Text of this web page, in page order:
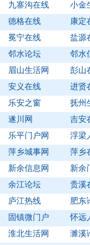
九寨沟在线
小金
德格在线
康定
冕宁在线
盐源
邻水论坛
邻水
眉山生活网
彭山
安义在线
进贤
乐安之窗
抚州
遂川网
吉安
乐平门户网
浮梁
萍乡城事网
萍乡
新余信息网
新余
余江论坛
贵溪
庐江热线
肥东
固镇微门户
怀远
淮北生活网
濉溪